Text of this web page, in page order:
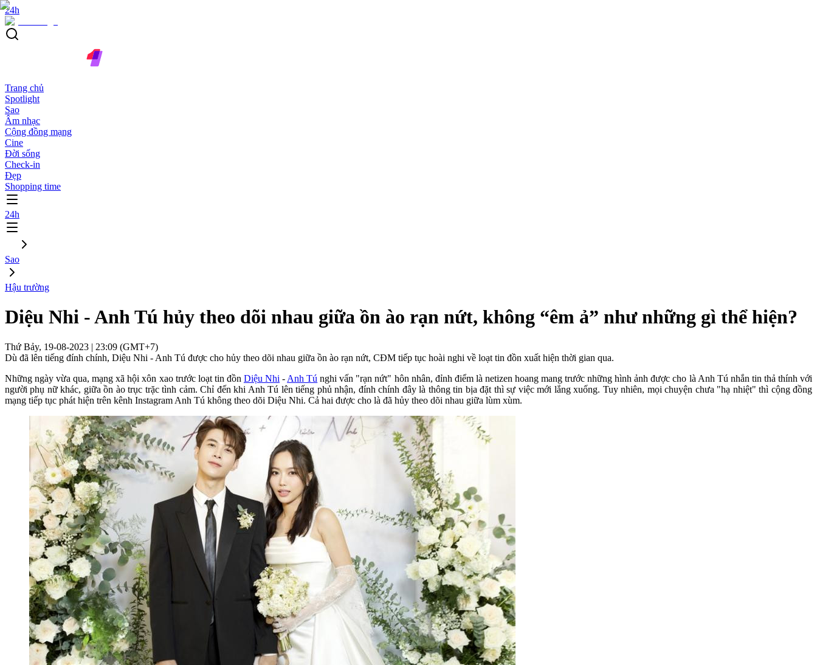
24h
Trang chủ
Spotlight
Sao
Âm nhạc
Cộng đồng mạng
Cine
Đời sống
Check-in
Đẹp
Shopping time
24h
Sao
Hậu trường
Diệu Nhi - Anh Tú hủy theo dõi nhau giữa ồn ào rạn nứt, không “êm ả” như những gì thể hiện?
Thứ Bảy, 19-08-2023 | 23:09 (GMT+7)
Dù đã lên tiếng đính chính, Diệu Nhi - Anh Tú được cho hủy theo dõi nhau giữa ồn ào rạn nứt, CĐM tiếp tục hoài nghi về loạt tin đồn xuất hiện thời gian qua.
Những ngày vừa qua, mạng xã hội xôn xao trước loạt tin đồn Diệu Nhi - Anh Tú nghi vấn "rạn nứt" hôn nhân, đỉnh điểm là netizen hoang mang trước những hình ảnh được cho là Anh Tú nhắn tin thả thính với
người phụ nữ khác, giữa ồn ào trục trặc tình cảm. Chỉ đến khi Anh Tú lên tiếng phủ nhận, đính chính đây là thông tin bịa đặt thì sự việc mới lắng xuống. Tuy nhiên, mọi chuyện chưa "hạ nhiệt" thì cộng đồng
mạng tiếp tục phát hiện trên kênh Instagram Anh Tú không theo dõi Diệu Nhi. Cả hai được cho là đã hủy theo dõi nhau giữa lùm xùm.